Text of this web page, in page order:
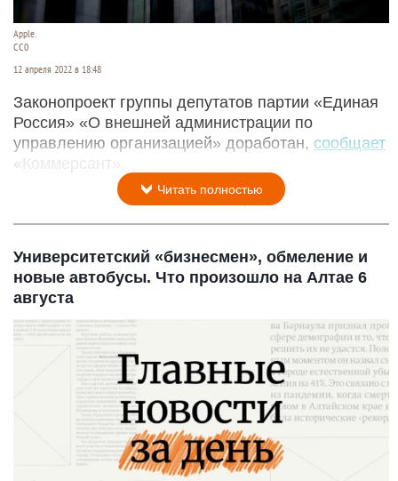
Apple.
СС0
12 апреля 2022 в 18:48
Законопроект группы депутатов партии «Единая
Россия» «О внешней администрации по
управлению организацией» доработан, сообщает
«Коммерсант».
Читать полностью
Университетский «бизнесмен», обмеление и
новые автобусы. Что произошло на Алтае 6
августа